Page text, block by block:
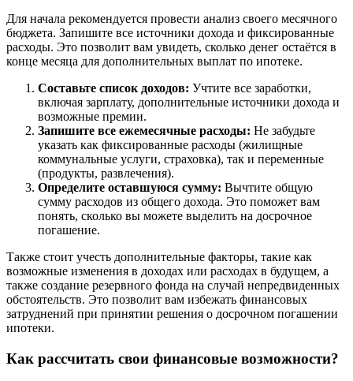
Для начала рекомендуется провести анализ своего месячного
бюджета. Запишите все источники дохода и фиксированные
расходы. Это позволит вам увидеть, сколько денег остаётся в
конце месяца для дополнительных выплат по ипотеке.
Составьте список доходов: Учтите все заработки,
включая зарплату, дополнительные источники дохода и
возможные премии.
Запишите все ежемесячные расходы: Не забудьте
указать как фиксированные расходы (жилищные
коммунальные услуги, страховка), так и переменные
(продукты, развлечения).
Определите оставшуюся сумму: Вычтите общую
сумму расходов из общего дохода. Это поможет вам
понять, сколько вы можете выделить на досрочное
погашение.
Также стоит учесть дополнительные факторы, такие как
возможные изменения в доходах или расходах в будущем, а
также создание резервного фонда на случай непредвиденных
обстоятельств. Это позволит вам избежать финансовых
затруднений при принятии решения о досрочном погашении
ипотеки.
Как рассчитать свои финансовые возможности?